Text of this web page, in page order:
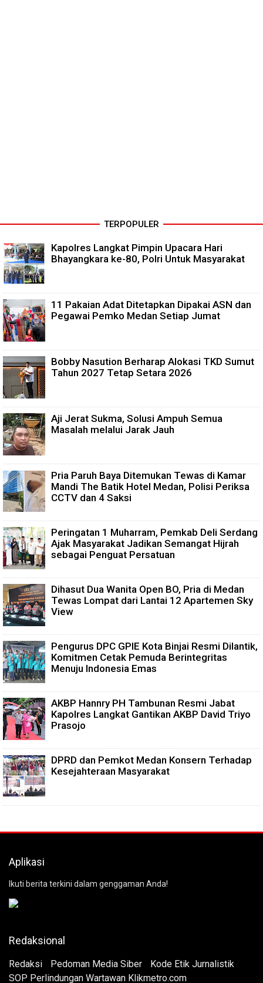
TERPOPULER
Kapolres Langkat Pimpin Upacara Hari
Bhayangkara ke-80, Polri Untuk Masyarakat
11 Pakaian Adat Ditetapkan Dipakai ASN dan
Pegawai Pemko Medan Setiap Jumat
Bobby Nasution Berharap Alokasi TKD Sumut
Tahun 2027 Tetap Setara 2026
Aji Jerat Sukma, Solusi Ampuh Semua
Masalah melalui Jarak Jauh
Pria Paruh Baya Ditemukan Tewas di Kamar
Mandi The Batik Hotel Medan, Polisi Periksa
CCTV dan 4 Saksi
Peringatan 1 Muharram, Pemkab Deli Serdang
Ajak Masyarakat Jadikan Semangat Hijrah
sebagai Penguat Persatuan
Dihasut Dua Wanita Open BO, Pria di Medan
Tewas Lompat dari Lantai 12 Apartemen Sky
View
Pengurus DPC GPIE Kota Binjai Resmi Dilantik,
Komitmen Cetak Pemuda Berintegritas
Menuju Indonesia Emas
AKBP Hannry PH Tambunan Resmi Jabat
Kapolres Langkat Gantikan AKBP David Triyo
Prasojo
DPRD dan Pemkot Medan Konsern Terhadap
Kesejahteraan Masyarakat
Aplikasi
Ikuti berita terkini dalam genggaman Anda!
Redaksional
Redaksi Pedoman Media Siber
Kode Etik Jurnalistik
SOP Perlindungan Wartawan Klikmetro.com